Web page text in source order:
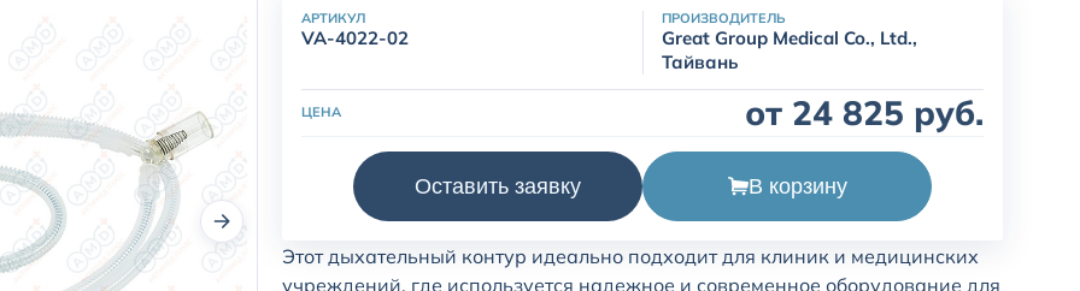
АРТИКУЛ
VA-4022-02
ПРОИЗВОДИТЕЛЬ
Great Group Medical Co., Ltd.,
Тайвань
ЦЕНА от 24 825 руб.
Оставить заявку В корзину
Многоразовый силиконовый дыхательный контур VA-4022-02 разработан
для безопасной и эффективной респираторной поддержки детей в
условиях реанимации и интенсивной терапии.
Этот дыхательный контур идеально подходит для клиник и медицинских
учреждений, где используется надежное и современное оборудование для